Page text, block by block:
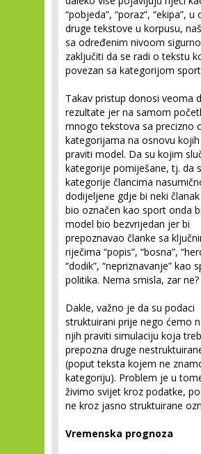
“pobjeda”, “poraz”, “ekipa”,
druge tekstove u korpusu,
sa određenim nivoom
zaključiti da se radi o tekstu
povezan sa kategorijom
Takav pristup donosi veoma
rezultate jer na samom
mnogo tekstova sa precizno
kategorijama na osnovu
praviti model. Da su kojim
kategorije pomiješane, tj. da
kategorije člancima
dodijeljene gdje bi neki
bio označen kao sport onda
model bio bezvrijedan jer bi
prepoznavao članke sa
riječima “popis”, “bosna”,
“dodik”, “nepriznavanje” kao
politika. Nema smisla, zar ne?
Dakle, važno je da su podaci
struktuirani prije nego ćemo
njih praviti simulaciju koja
prepozna druge
(poput teksta kojem ne
kategoriju). Problem je u
živimo svijet kroz podatke,
ne kroz jasno struktuirane
Vremenska prognoza